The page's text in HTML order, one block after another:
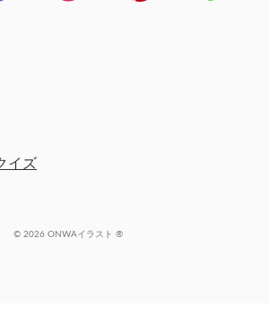
イズ
© 2026 ONWAイラスト ®